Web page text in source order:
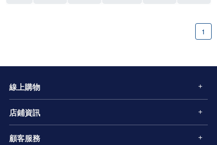
1
線上購物
店鋪資訊
顧客服務